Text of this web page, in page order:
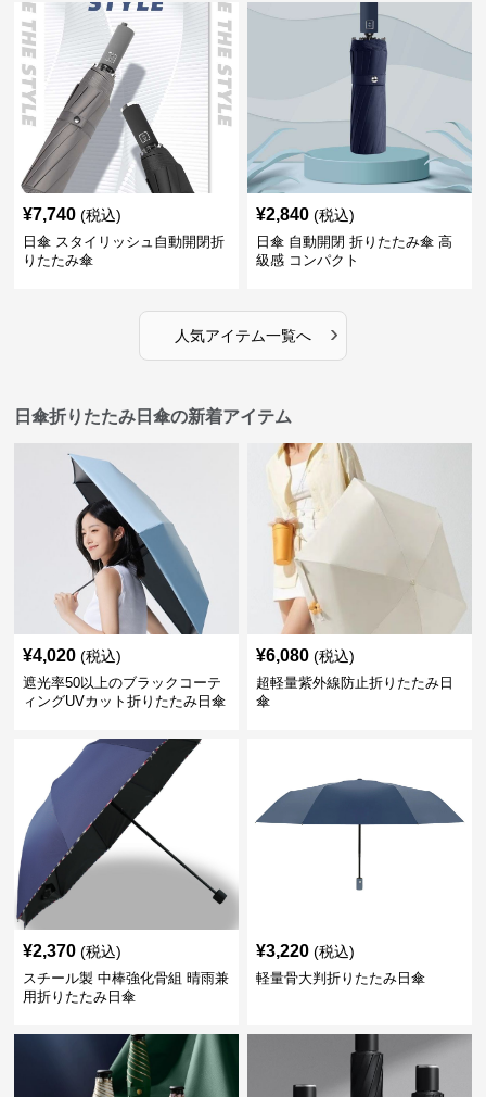
¥7,740 (税込)
日傘 スタイリッシュ自動開閉折
りたたみ傘
¥2,840 (税込)
日傘 自動開閉 折りたたみ傘 高
級感 コンパクト
人気アイテム一覧へ ›
日傘折りたたみ日傘の新着アイテム
¥4,020 (税込)
遮光率50以上のブラックコーテ
ィングUVカット折りたたみ日傘
¥6,080 (税込)
超軽量紫外線防止折りたたみ日
傘
¥2,370 (税込)
スチール製 中棒強化骨組 晴雨兼
用折りたたみ日傘
¥3,220 (税込)
軽量骨大判折りたたみ日傘